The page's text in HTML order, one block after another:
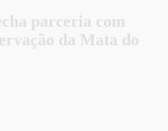
parceria com
da Mata do